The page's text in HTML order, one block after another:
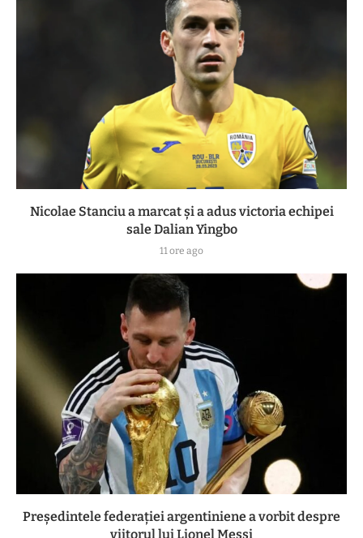
Nicolae Stanciu a marcat și a adus victoria echipei
sale Dalian Yingbo
11 ore ago
Președintele federației argentiniene a vorbit despre
viitorul lui Lionel Messi